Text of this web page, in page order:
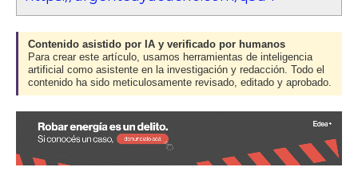
Contenido asistido por IA y verificado por humanos
Para crear este artículo, usamos herramientas de inteligencia
artificial como asistente en la investigación y redacción. Todo el
contenido ha sido meticulosamente revisado, editado y aprobado.